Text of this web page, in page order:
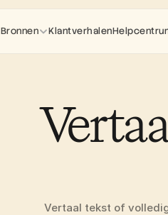
Vertaal tekst of
Bronnen Klantverhalen